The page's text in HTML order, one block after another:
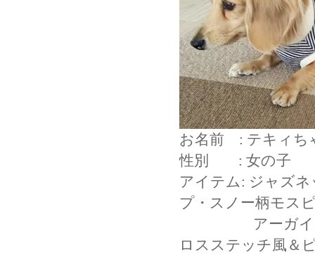
お名前 : テキィち
性別 : 女の子
アイテム: ジャズ
プ・スノー柄モス
アーガイルチ
ロスステッチ風＆